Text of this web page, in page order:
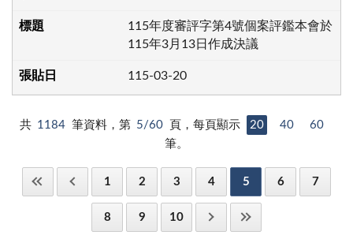
115年度審評字第4號個案評鑑本會於
115年3月13日作成決議
115-03-20
共 1184 筆資料，第 5/60 頁，每頁顯示 20 40
60
筆。
1 2 3 4 5 6 7
8 9 10